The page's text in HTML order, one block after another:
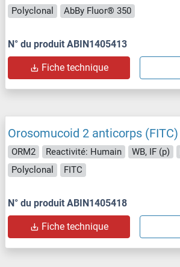
Polyclonal
AbBy Fluor® 350
N° du produit ABIN1405413
Fiche technique
Orosomucoid 2 anticorps (FITC)
ORM2 Reactivité: Humain WB, IF (p)
Polyclonal
FITC
N° du produit ABIN1405418
Fiche technique